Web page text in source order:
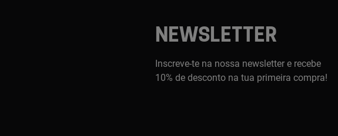
NEWSLETTER
Inscreve-te na nossa newsletter e recebe
10% de desconto na tua primeira compra!